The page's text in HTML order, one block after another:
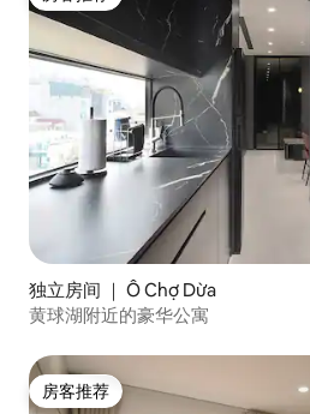
独立房间 ｜ Ô Chợ Dừa
黄球湖附近的豪华公寓
房客推荐
房客推荐